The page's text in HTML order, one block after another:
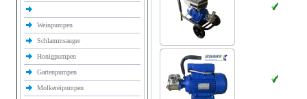
Weinpumpen
Schlammsauger
Honigpumpen
Gartenpumpen
Molkereipumpen